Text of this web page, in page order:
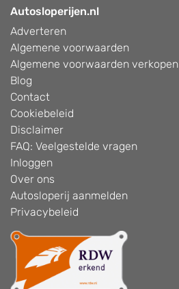
Autosloperijen.nl
Adverteren
Algemene voorwaarden
Algemene voorwaarden verkopen
Blog
Contact
Cookiebeleid
Disclaimer
FAQ: Veelgestelde vragen
Inloggen
Over ons
Autosloperij aanmelden
Privacybeleid